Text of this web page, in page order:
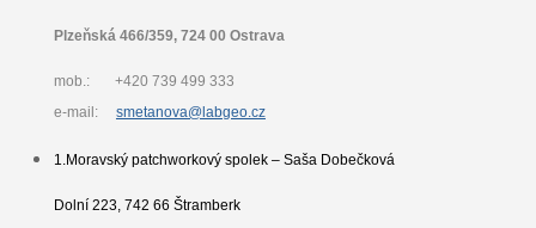
Plzeňská 466/359, 724 00 Ostrava
mob.: +420 739 499 333
e-mail: smetanova@labgeo.cz
1.Moravský patchworkový spolek – Saša Dobečková
Dolní 223, 742 66 Štramberk